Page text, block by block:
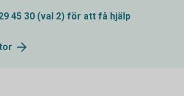
45 30 (val 2) för att få hjälp